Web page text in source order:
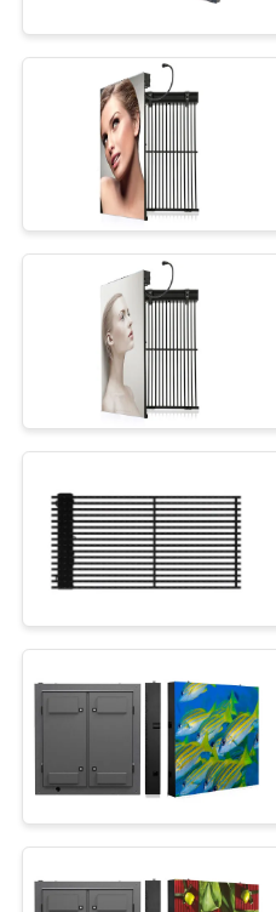
PRIVACYBELEID
LEIDENE
Vertoning
LEIDENE
Vertoning
geleide